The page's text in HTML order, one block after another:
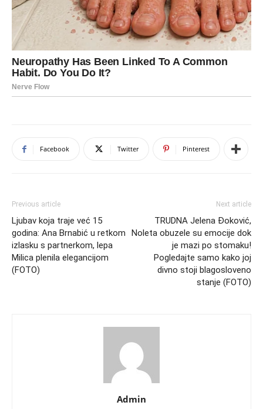
Facebook Twitter Pinterest
Previous article
Ljubav koja traje već 15
godina: Ana Brnabić u retkom
izlasku s partnerkom, lepa
Milica plenila elegancijom
(FOTO)
Next article
TRUDNA Jelena Đoković,
Noleta obuzele su emocije dok
je mazi po stomaku!
Pogledajte samo kako joj
divno stoji blagosloveno
stanje (FOTO)
Admin